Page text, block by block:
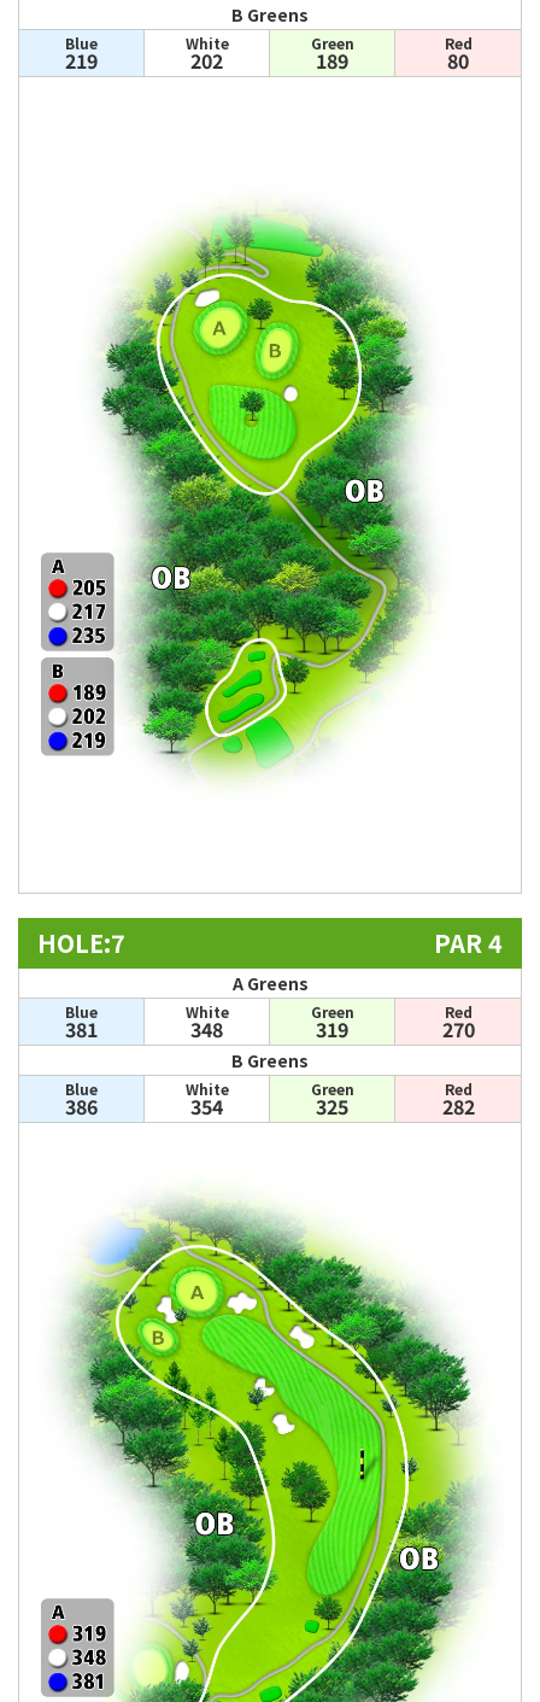
B Greens
Blue
219
White
202
Green
189
Red
80
HOLE:7 PAR 4
A Greens
Blue
381
White
348
Green
319
Red
270
B Greens
Blue
386
White
354
Green
325
Red
282